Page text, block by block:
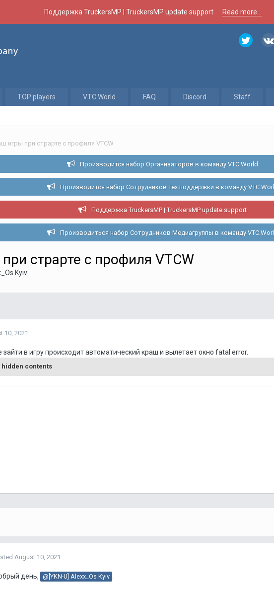
Поддержка TruckersMP | TruckersMP update support Read more...
TOP players VTC.World FAQ Discord Staff
игры при страрте с профиля VTCW
Производится набор Организаторов в команду VTC.World
Производится набор Сотрудников Тех.поддержки в команду
Поддержка TruckersMP | TruckersMP update support
Производиться набор Сотрудников Медиагруппы в команду
страрте с профиля VTCW
Kyiv
10, 2021
зайти в игру происходит автоматический краш и вылетает окно fatal error.
hidden contents
August 10, 2021
день, @[YKN-U] Alexx_Os Kyiv